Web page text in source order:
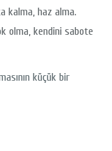
kalma, haz alma.
olma, kendini sabote
küçük bir